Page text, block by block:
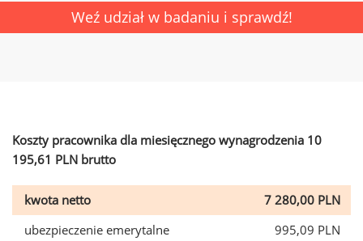
Weź udział w badaniu i sprawdź!
Koszty pracownika dla miesięcznego wynagrodzenia 10
195,61 PLN brutto
kwota netto
7 280,00 PLN
ubezpieczenie emerytalne
995,09 PLN